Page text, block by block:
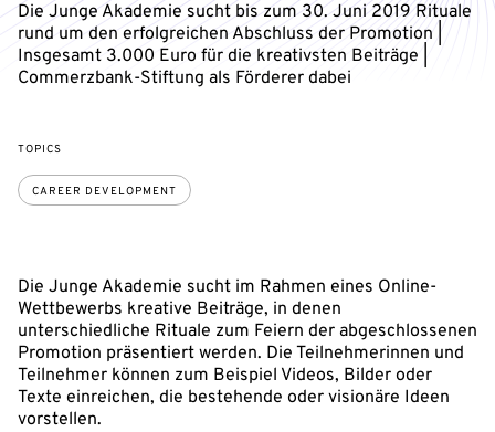
Die Junge Akademie sucht bis zum 30. Juni 2019 Rituale
rund um den erfolgreichen Abschluss der Promotion |
Insgesamt 3.000 Euro für die kreativsten Beiträge |
Commerzbank-Stiftung als Förderer dabei
TOPICS
CAREER DEVELOPMENT
Die Junge Akademie sucht im Rahmen eines Online-
Wettbewerbs kreative Beiträge, in denen
unterschiedliche Rituale zum Feiern der abgeschlossenen
Promotion präsentiert werden. Die Teilnehmerinnen und
Teilnehmer können zum Beispiel Videos, Bilder oder
Texte einreichen, die bestehende oder visionäre Ideen
vorstellen.